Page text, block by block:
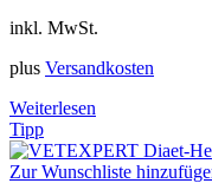
inkl. MwSt.
plus Versandkosten
Weiterlesen
Tipp
Zur Wunschliste